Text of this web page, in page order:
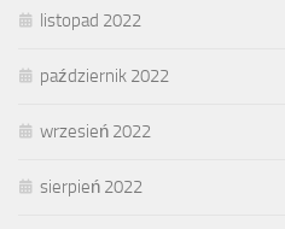
listopad 2022
październik 2022
wrzesień 2022
sierpień 2022